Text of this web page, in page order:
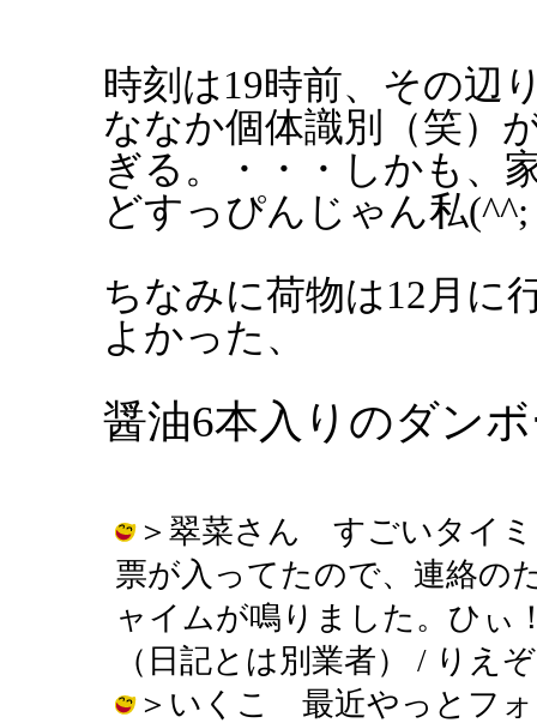
時刻は19時前、その辺
ななか個体識別（笑）
ぎる。・・・しかも、
どすっぴんじゃん私(^^;
ちなみに荷物は12月に
よかった、
醤油6本入りのダン
＞翠菜さん すごいタイミ
票が入ってたので、連絡の
ャイムが鳴りました。ひぃ
（日記とは別業者） / りえ
＞いくこ 最近やっとフ